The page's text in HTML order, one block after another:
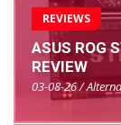
REVIEWS
ASUS ROG
REVIEW
03-08-26 /